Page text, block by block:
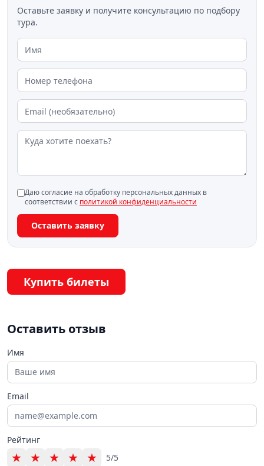
Оставьте заявку и получите консультацию по подбору
тура.
Даю согласие на обработку персональных данных в
соответствии с политикой конфиденциальности
Оставить заявку
Купить билеты
Оставить отзыв
Имя
Email
Рейтинг
★ ★ ★ ★ ★
5/5